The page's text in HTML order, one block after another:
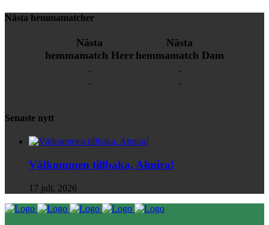
Nästa hemmamatcher
Nästa
hemmamatch Herr
-
-
Nästa
hemmamatch Dam
-
-
Senaste nytt
Välkommen tillbaka, Almira!
17 juli, 2026